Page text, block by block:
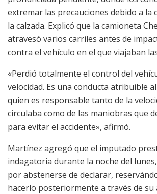
extremar las precauciones debido a la
la calzada. Explicó que la camioneta
atravesó varios carriles antes de
contra el vehículo en el que viajaban
«Perdió totalmente el control del
velocidad. Es una conducta atribuible
quien es responsable tanto de la
circulaba como de las maniobras que
para evitar el accidente», afirmó.
Martínez agregó que el imputado
indagatoria durante la noche del
por abstenerse de declarar,
hacerlo posteriormente a través de su